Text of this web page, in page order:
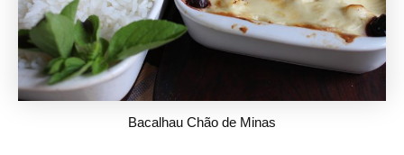
Bacalhau Chão de Minas